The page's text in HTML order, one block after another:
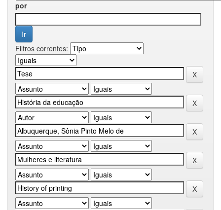
por
Filtros correntes: